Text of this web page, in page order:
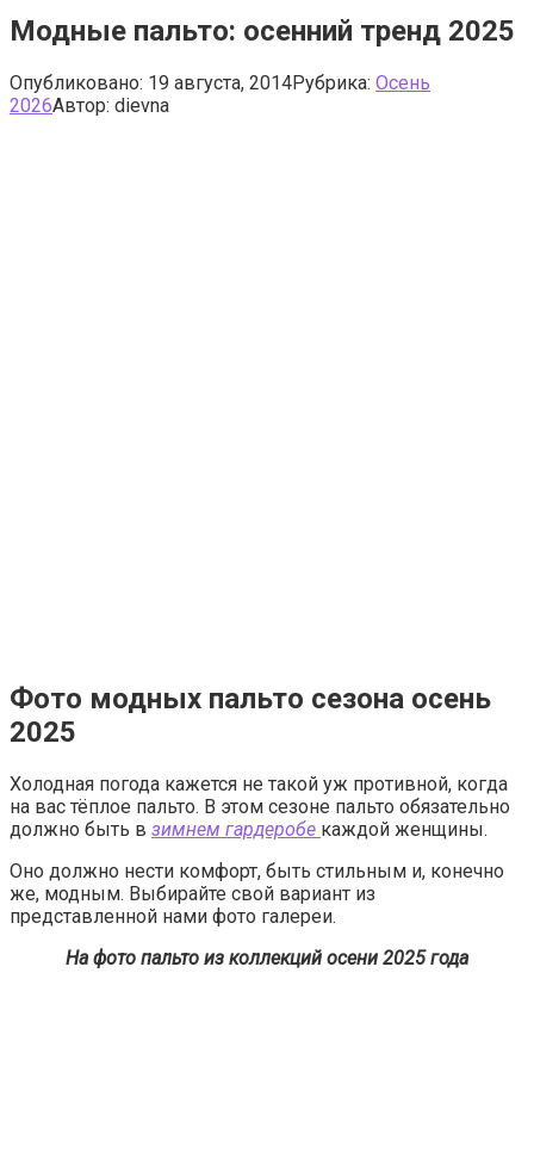
Модные пальто: осенний тренд 2025
Опубликовано: 19 августа, 2014Рубрика: Осень
2026Автор: dievna
Фото модных пальто сезона осень
2025
Холодная погода кажется не такой уж противной, когда
на вас тёплое пальто. В этом сезоне пальто обязательно
должно быть в зимнем гардеробе каждой женщины.
Оно должно нести комфорт, быть стильным и, конечно
же, модным. Выбирайте свой вариант из
представленной нами фото галереи.
На фото пальто из коллекций осени 2025 года